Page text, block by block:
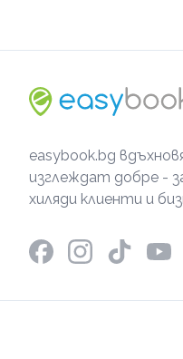
easybook.bg
изглеждат добре -
хиляди клиенти и